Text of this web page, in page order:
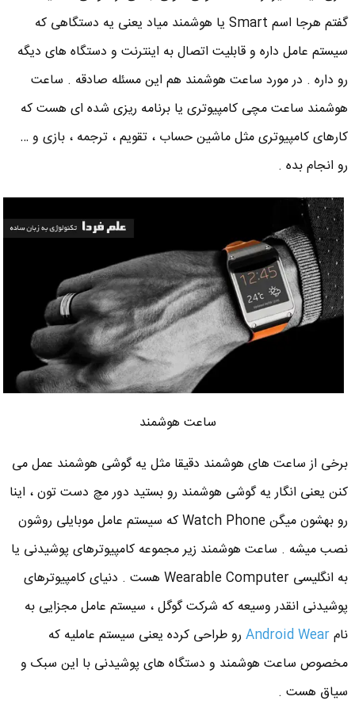
گفتم هرجا اسم Smart یا هوشمند میاد یعنی یه دستگاهی که
سیستم عامل داره و قابلیت اتصال به اینترنت و دستگاه های دیگه
رو داره . در مورد ساعت هوشمند هم این مسئله صادقه . ساعت
هوشمند ساعت مچی کامپیوتری یا برنامه ریزی شده ای هست که
کارهای کامپیوتری مثل ماشین حساب ، تقویم ، ترجمه ، بازی و …
رو انجام بده .
ساعت هوشمند
برخی از ساعت های هوشمند دقیقا مثل یه گوشی هوشمند عمل می
کنن یعنی انگار یه گوشی هوشمند رو بستید دور مچ دست تون ، اینا
رو بهشون میگن Watch Phone که سیستم عامل موبایلی روشون
نصب میشه . ساعت هوشمند زیر مجموعه کامپیوترهای پوشیدنی یا
به انگلیسی Wearable Computer هست . دنیای کامپیوترهای
پوشیدنی انقدر وسیعه که شرکت گوگل ، سیستم عامل مجزایی به
نامAndroid Wearرو طراحی کرده یعنی سیستم عاملیه که
مخصوص ساعت هوشمند و دستگاه های پوشیدنی با این سبک و
سیاق هست .